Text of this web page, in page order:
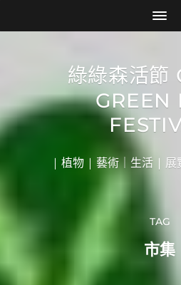
綠綠森活節
GREEN
| 植物 | 藝術｜生活 |
TAG
市集